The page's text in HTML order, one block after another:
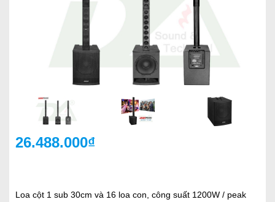
26.488.000₫
Loa cột 1 sub 30cm và 16 loa con, công suất 1200W / peak